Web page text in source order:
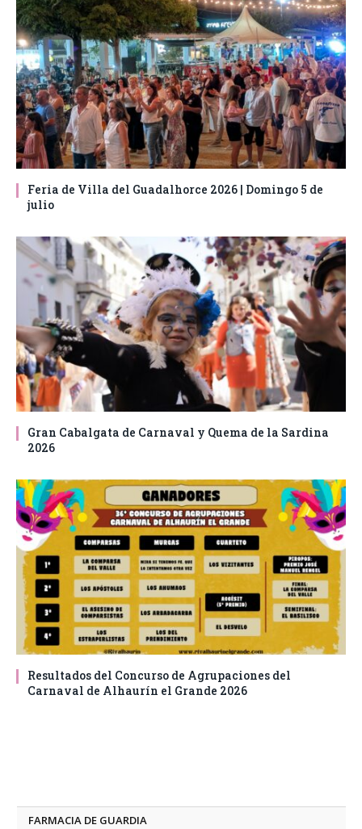
Feria de Villa del Guadalhorce 2026 | Domingo 5 de
julio
Gran Cabalgata de Carnaval y Quema de la Sardina
2026
Resultados del Concurso de Agrupaciones del
Carnaval de Alhaurín el Grande 2026
FARMACIA DE GUARDIA